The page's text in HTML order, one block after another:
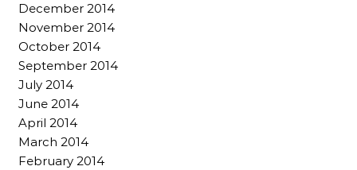
December 2014
November 2014
October 2014
September 2014
July 2014
June 2014
April 2014
March 2014
February 2014